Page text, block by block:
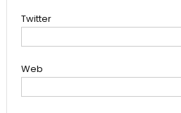
Twitter
Web